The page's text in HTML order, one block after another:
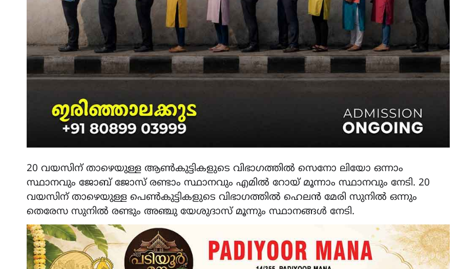
20 വയസിന് താഴെയുള്ള ആണ്‍കുട്ടികളുടെ വിഭാഗത്തില്‍ സെനോ ലിയോ ഒന്നാം
സ്ഥാനവും ജോബ് ജോസ് രണ്ടാം സ്ഥാനവും എമില്‍ റോയ് മൂന്നാം സ്ഥാനവും നേടി. 20
വയസിന് താഴെയുള്ള പെണ്‍കുട്ടികളുടെ വിഭാഗത്തില്‍ ഹെലന്‍ മേരി സുനില്‍ ഒന്നും
തെരേസ സുനില്‍ രണ്ടും അഞ്ചു യേശുദാസ് മൂന്നും സ്ഥാനങ്ങള്‍ നേടി.
ALERT LATEST NOTICE
ശക്തമായ മഴ തുടരുന്നു –
തൃശൂർ ജില്ലയിൽ എല്ലാ
വിദ്യാഭ്യാസ
ശനിയാഴ്ച അവധി
August 7, 2026